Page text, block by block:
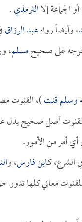
الجماعة إلاالترمذي.
، وأيضاً رواهعبد الرزاق
على صحيحمسلم،
وسلم قنت)، القنوت
أصل صحيح يدل
أي أمر من الأمور.
الشرع، كـابن فارس، و
معاني كلها